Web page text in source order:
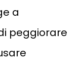
a
peggiorare